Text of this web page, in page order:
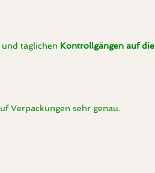
täglichen Kontrollgängen auf die
Verpackungen sehr genau.